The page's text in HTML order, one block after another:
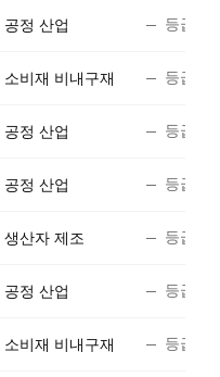
공정 산업 등급 없
소비재 비내구재 등급 없
공정 산업 등급 없
공정 산업 등급 없
생산자 제조 등급 없
공정 산업 등급 없
소비재 비내구재 등급 없